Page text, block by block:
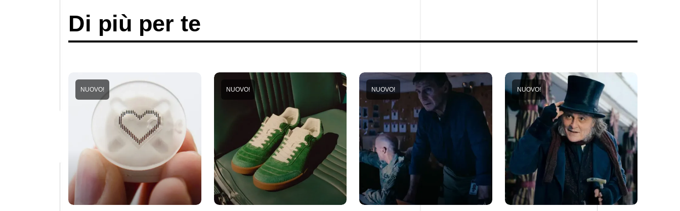
Di più per te
NUOVO! NUOVO! NUOVO! NUOVO!